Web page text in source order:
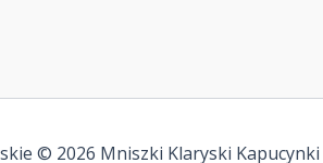
© 2026 Mniszki Klaryski